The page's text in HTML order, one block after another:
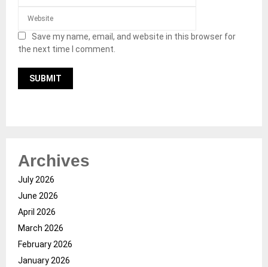
Save my name, email, and website in this browser for
the next time I comment.
Archives
July 2026
June 2026
April 2026
March 2026
February 2026
January 2026